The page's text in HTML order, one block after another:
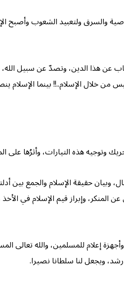
والسرق ولتعبيد الشعوب وأصبح
هذا الدين، وتصدّ عن سبيل الله،
من خلال الإسلام..!! بينما
وتوجيه هذه التيارات، وأثرُها
حقيقة الإسلام والجمع بين
المنكر، وإبراز قيم الإسلام في
إعلام للمسلمين، والله
ويجعل لنا سلطانا نصيرا.